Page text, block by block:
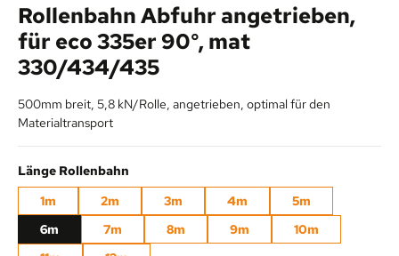
Rollenbahn Abfuhr angetrieben,
für eco 335er 90°, mat
330/434/435
500mm breit, 5,8 kN/Rolle, angetrieben, optimal für den
Materialtransport
Länge Rollenbahn
1m 2m 3m 4m
5m
6m
7m 8m 9m
10m